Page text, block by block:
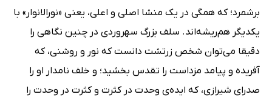
برشمرد؛‌ که همگی در یک منشا اصلی و اعلی، یعنی «نورالانوار» با
یکدیگر هم‌ریشه‌اند. سلف بزرگ سهروردی در چنین نگاهی را
دقیقا می‌توان شخص زرتشت دانست که نور و روشنی، که
آفریده و پیامد مزداست را تقدس بخشید؛ و خلف نامدار او را
صدرای شیرازی، که ایده‌ی وحدت در کثرت و کثرت در وحدت را